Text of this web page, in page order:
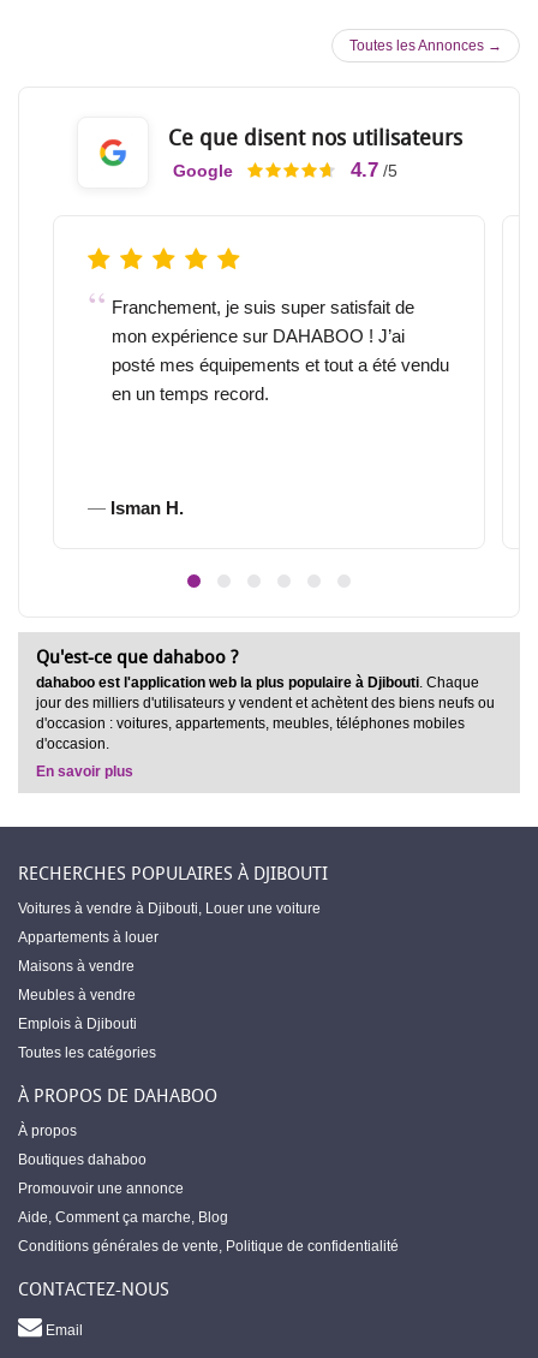
Toutes les Annonces →
Ce que disent nos utilisateurs
Google 4.7 /5
Franchement, je suis super satisfait de
mon expérience sur DAHABOO ! J’ai
posté mes équipements et tout a été vendu
en un temps record.
Isman H.
Qu'est-ce que dahaboo ?
dahaboo est l'application web la plus populaire à Djibouti. Chaque
jour des milliers d'utilisateurs y vendent et achètent des biens neufs ou
d'occasion : voitures, appartements, meubles, téléphones mobiles
d'occasion.
En savoir plus
RECHERCHES POPULAIRES À DJIBOUTI
Voitures à vendre à Djibouti, Louer une voiture
Appartements à louer
Maisons à vendre
Meubles à vendre
Emplois à Djibouti
Toutes les catégories
À PROPOS DE DAHABOO
À propos
Boutiques dahaboo
Promouvoir une annonce
Aide, Comment ça marche, Blog
Conditions générales de vente, Politique de confidentialité
CONTACTEZ-NOUS
Email